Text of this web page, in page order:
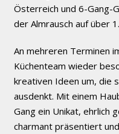
Österreich und 6-Gang-
der Almrausch auf über
An mehreren Terminen
Küchenteam wieder
kreativen Ideen um, die
ausdenkt. Mit einem
Gang ein Unikat, ehrlich
charmant präsentiert